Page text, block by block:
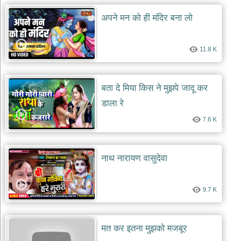
nath
bhajans
देश
भक्ति
भजन
patriotic
खाटू
श्याम
भजन
khatu
shaym
bhajans
रानी
सती
दादी
भजन
rani
sati
dadi
अपने मन को ही मंदिर बना लो
11.8 K
बता दे मिया किस ने मुझपे जादू कर
डाला रे
7.6 K
नाथ नारायण वासुदेवा
9.7 K
मत कर इतना मुझको मजबूर